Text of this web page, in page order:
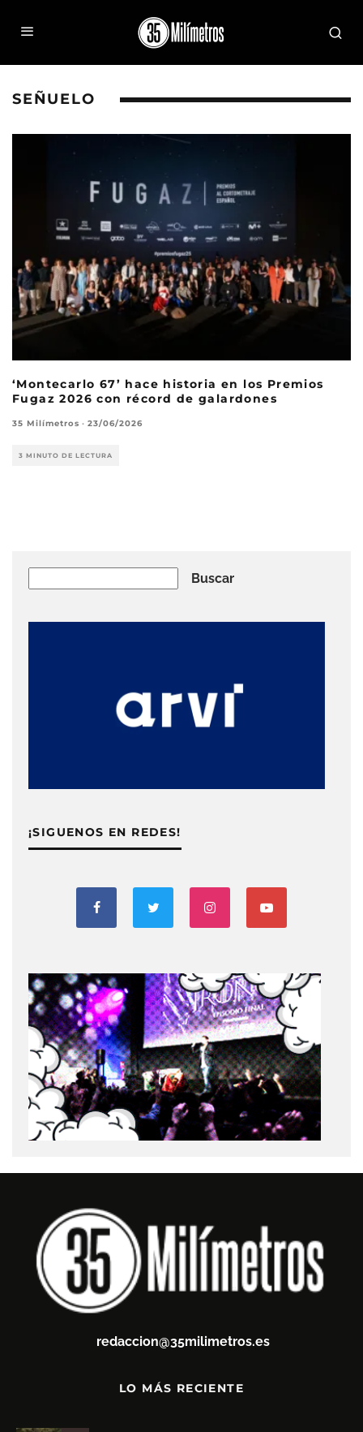
SEÑUELO
‘Montecarlo 67’ hace historia en los Premios
Fugaz 2026 con récord de galardones
35 Milímetros · 23/06/2026
3 MINUTO DE LECTURA
Buscar
¡SIGUENOS EN REDES!
redaccion@35milimetros.es
LO MÁS RECIENTE